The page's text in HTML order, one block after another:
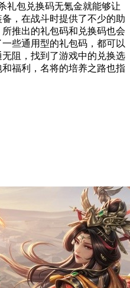
礼包兑换码无氪金就能够让
，在战斗时提供了不少的助
推出的礼包码和兑换码也会
些通用型的礼包码，都可以
阻，找到了游戏中的兑换选
福利，名将的培养之路也指